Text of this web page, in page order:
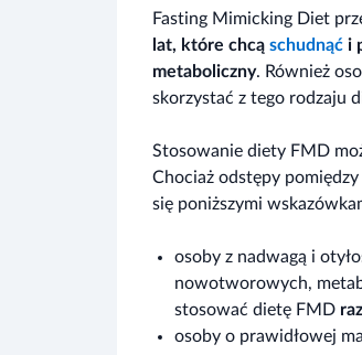
Fasting Mimicking Diet
lat, które chcą schudnąć i
metaboliczny. Również
skorzystać z tego rodzaju
Stosowanie diety FMD
Chociaż odstępy
się poniższymi
osoby z nadwagą i
nowotworowych,
stosować dietę FMD
osoby o prawidłowej